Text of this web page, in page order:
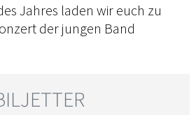
Jahres laden wir euch zu
der jungen Band